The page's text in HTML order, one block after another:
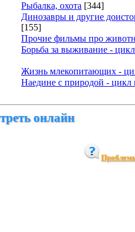
Рыбалка, охота [344]
Динозавры и другие
[155]
Прочие фильмы про
Борьба за выживание -
Жизнь млекопитающих -
Наедине с природой - цикл
онлайн